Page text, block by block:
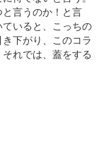
言うのか！と言
いると、こっちの
下がり、このコラ
れでは、蓋をする